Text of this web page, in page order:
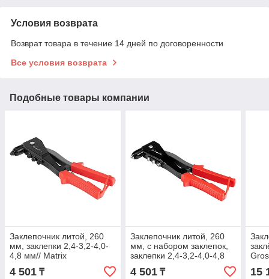
Условия возврата
Возврат товара в течение 14 дней по договоренности
Все условия возврата
Подобные товары компании
Заклепочник литой, 260
мм, заклепки 2,4-3,2-4,0-
4,8 мм// Matrix
4 501 ₸
Заклепочник литой, 260
мм, с набором заклепок,
заклепки 2,4-3,2-4,0-4,8
мм// Matrix
4 501₸ 15